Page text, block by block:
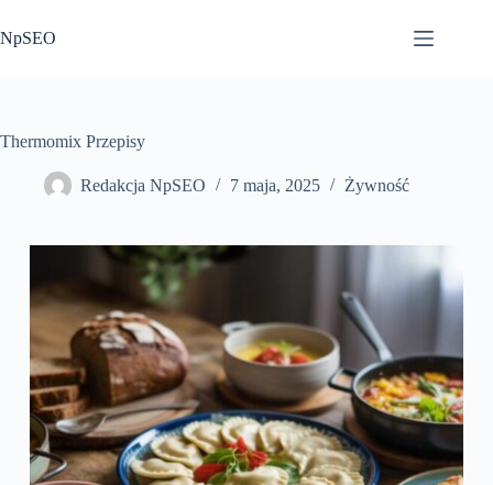
do
treści
NpSEO
Thermomix Przepisy
Redakcja NpSEO 7 maja, 2025 Żywność